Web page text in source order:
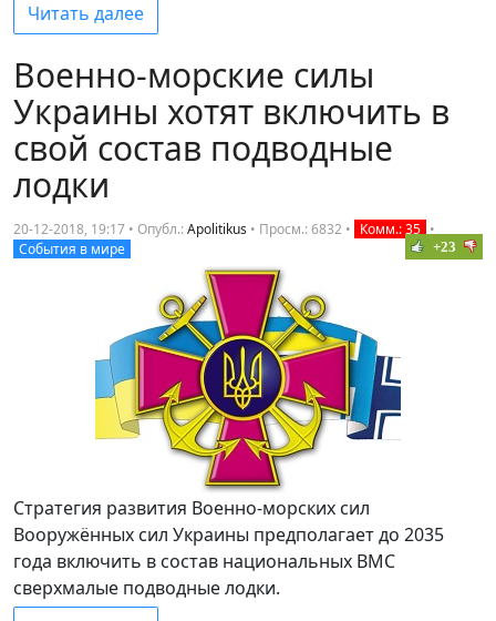
Читать далее
Военно-морские силы
Украины хотят включить в
свой состав подводные
лодки
20-12-2018, 19:17 • Опубл.:Apolitikus • Просм.: 6832 • Комм.: 35 •
События в мире
+23
Стратегия развития Военно-морских сил
Вооружённых сил Украины предполагает до 2035
года включить в состав национальных ВМС
сверхмалые подводные лодки.